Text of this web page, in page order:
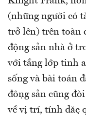
(những người có
trở lên) trên toàn
động sản nhà ở
với tầng lớp tinh
sống và bài toán
động sản cũng
về vị trí, tính đặc